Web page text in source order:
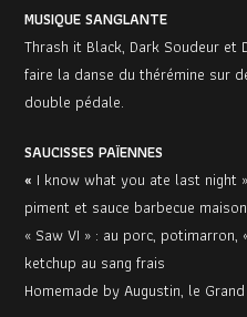
MUSIQUE SANGLANTE
Thrash it Black, Dark Soudeur
faire la danse du thérémine sur
double pédale.
SAUCISSES PAÏENNES
« I know what you ate last night
piment et sauce barbecue maison
« Saw VI » : au porc,
ketchup au sang frais
Homemade by Augustin, le